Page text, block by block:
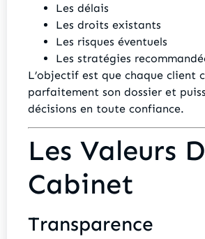
Les délais
Les droits existants
Les risques éventuels
Les stratégies
L’objectif est que chaque client
parfaitement son dossier et
décisions en toute confiance.
Les Valeurs
Cabinet
Transparence